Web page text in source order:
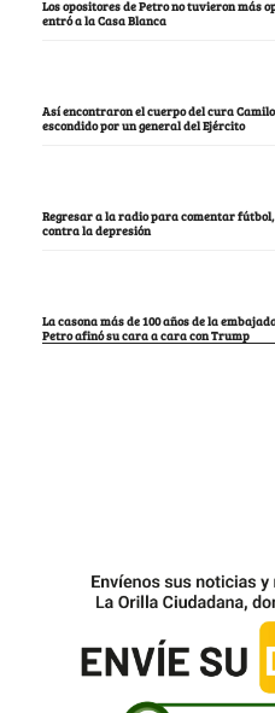
Los opositores de Petro no tuvieron más
entró a la Casa Blanca
Así encontraron el cuerpo del cura
escondido por un general del Ejército
Regresar a la radio para comentar
contra la depresión
La casona más de 100 años de la
Petro afinó su cara a cara con Trump